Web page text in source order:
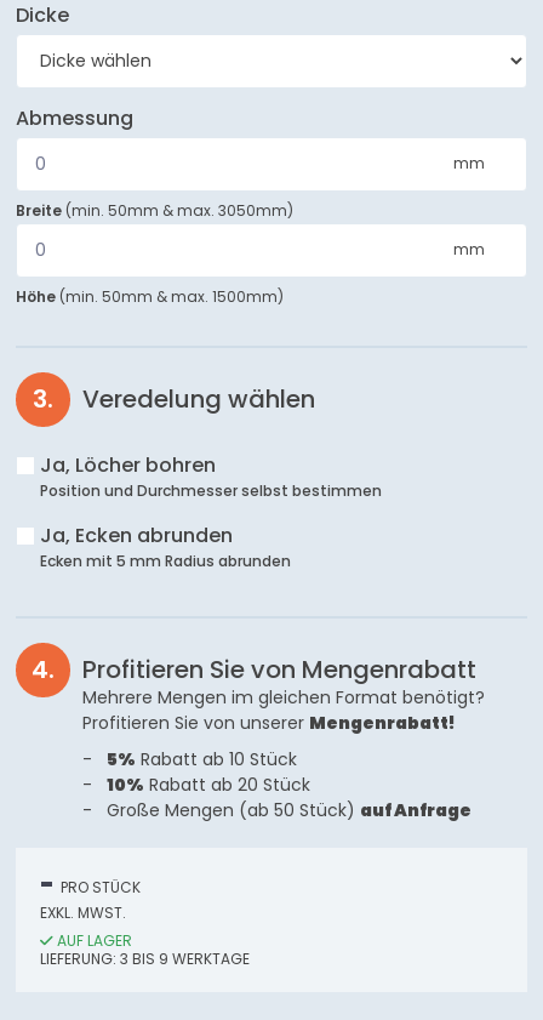
Dicke
Abmessung
mm
Breite (min. 50mm &max. 3050mm)
mm
Höhe (min. 50mm &max. 1500mm)
Veredelung wählen
Ja, Löcher bohren
Position und Durchmesser selbst bestimmen
Ja, Ecken abrunden
Ecken mit 5 mm Radius abrunden
Profitieren Sie von Mengenrabatt
Mehrere Mengen im gleichen Format benötigt?
Profitieren Sie von unserer Mengenrabatt!
5% Rabatt ab 10 Stück
10% Rabatt ab 20 Stück
Große Mengen (ab 50 Stück) auf Anfrage
- PRO STÜCK
EXKL. MWST.
AUF LAGER
LIEFERUNG:3 BIS 9 WERKTAGE